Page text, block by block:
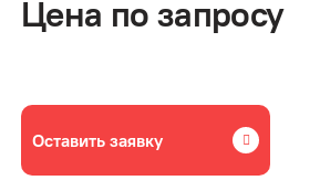
Цена по запросу
Оставить заявку